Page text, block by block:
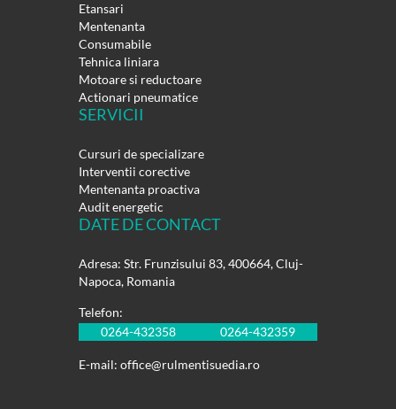
Etansari
Mentenanta
Consumabile
Tehnica liniara
Motoare si reductoare
Actionari pneumatice
SERVICII
Cursuri de specializare
Interventii corective
Mentenanta proactiva
Audit energetic
DATE DE CONTACT
Adresa: Str. Frunzisului 83, 400664, Cluj-
Napoca, Romania
Telefon:
0264-432358
0264-432359
E-mail: office@rulmentisuedia.ro